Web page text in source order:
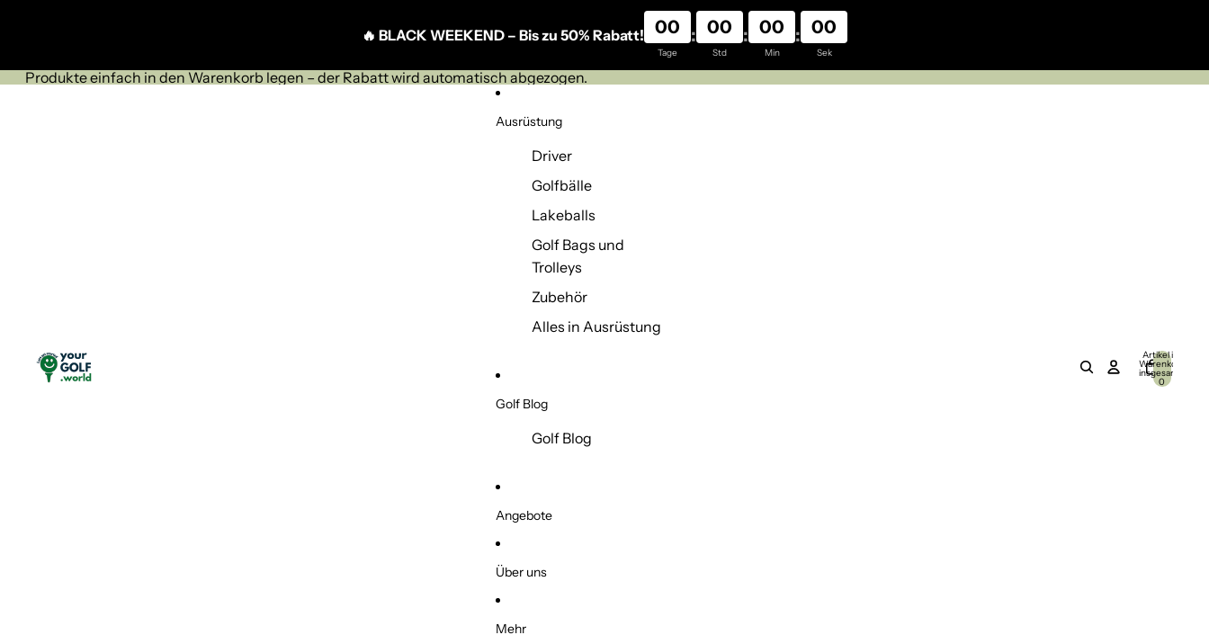
🔥 BLACK WEEKEND – Bis zu 50% Rabatt! 00
Tage
: 00
Std
: 00
Min
: 00
Sek
Produkte einfach in den Warenkorb legen – der Rabatt wird automatisch abgezogen.
Ausrüstung
Driver
Golfbälle
Lakeballs
Golf Bags und
Trolleys
Zubehör
Alles in Ausrüstung
Golf Blog
Golf Blog
Angebote
Über uns
Mehr
Artikel im
Warenkorb
insgesamt:
0